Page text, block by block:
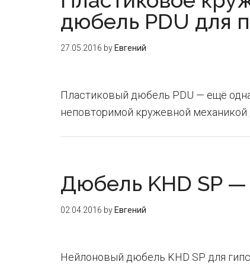
дюбель PDU для
27.05.2016 by Евгений
Пластиковый дюбель PDU — ещё
неповторимой кружевной
Дюбель KHD SP
02.04.2016 by Евгений
Нейлоновый дюбель KHD SP для